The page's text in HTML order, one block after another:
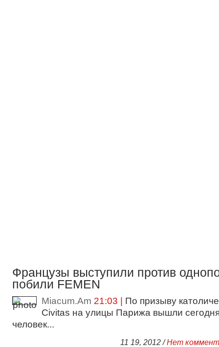
Французы выступили против
побили FEMEN
Miacum.Am 21:03 | По призыву
Civitas на улицы Парижа вышли
человек...
11 19, 2012 /Нет